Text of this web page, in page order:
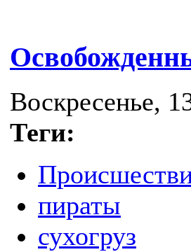
Воскресенье,
Теги:
пираты
сухогруз